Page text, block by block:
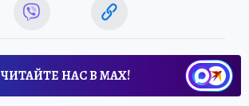
ЧИТАЙТЕ НАС В МАХ!